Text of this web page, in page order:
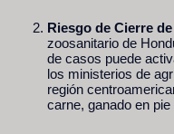
Riesgo de Cierre
zoosanitario de
de casos puede
los ministerios de
región
carne, ganado en